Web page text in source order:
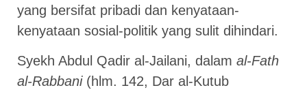
yang bersifat pribadi dan kenyataan-
kenyataan sosial-politik yang sulit dihindari.
Syekh Abdul Qadir al-Jailani, dalam al-Fath
al-Rabbani(hlm. 142, Dar al-Kutub